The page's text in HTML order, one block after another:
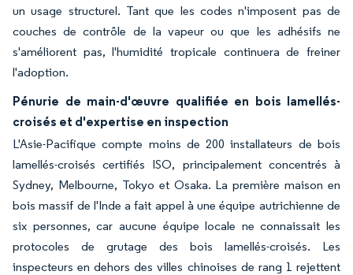
un usage structurel. Tant que les codes n'imposent pas de
couches de contrôle de la vapeur ou que les adhésifs ne
s'améliorent pas, l'humidité tropicale continuera de freiner
l'adoption.
Pénurie de main-d'œuvre qualifiée en bois lamellés-
croisés et d'expertise en inspection
L'Asie-Pacifique compte moins de 200 installateurs de bois
lamellés-croisés certifiés ISO, principalement concentrés à
Sydney, Melbourne, Tokyo et Osaka. La première maison en
bois massif de l'Inde a fait appel à une équipe autrichienne de
six personnes, car aucune équipe locale ne connaissait les
protocoles de grutage des bois lamellés-croisés. Les
inspecteurs en dehors des villes chinoises de rang 1 rejettent